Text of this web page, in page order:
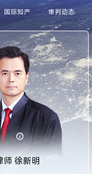
国际知产 审判动态
师 徐新明